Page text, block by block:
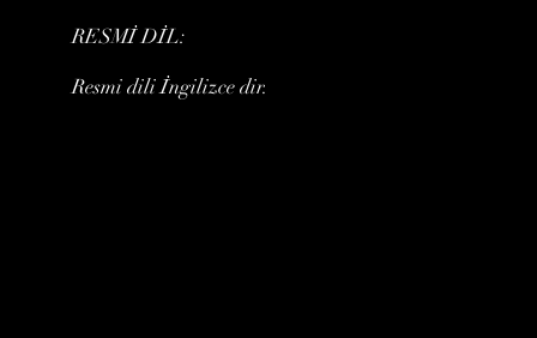
RESMİ DİL:
Resmi dili İngilizce dir.